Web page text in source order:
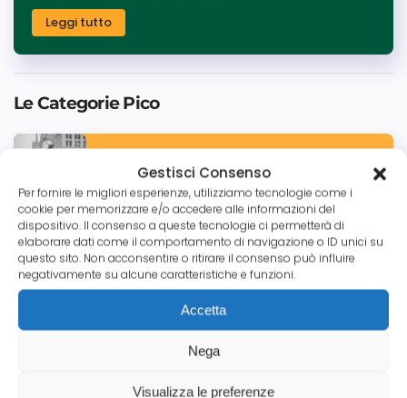
Gestisci Consenso
Per fornire le migliori esperienze, utilizziamo tecnologie come i
cookie per memorizzare e/o accedere alle informazioni del
dispositivo. Il consenso a queste tecnologie ci permetterà di
elaborare dati come il comportamento di navigazione o ID unici su
questo sito. Non acconsentire o ritirare il consenso può influire
negativamente su alcune caratteristiche e funzioni.
Accetta
Nega
Visualizza le preferenze
Leggi tutto
Le Categorie Pico
Tutte le News
Credito Commerciale